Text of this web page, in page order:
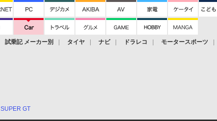
試乗記 メーカー別 タイヤ ナビ ドラレコ モータースポーツ
SUPER GT